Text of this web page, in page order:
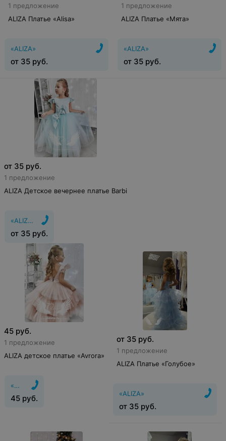
1 предложение
ALIZA Платье «Alisa»
«ALIZA»
от 35 руб.
1 предложение
ALIZA Платье «Мята»
«ALIZA»
от 35 руб.
от 35 руб.
1 предложение
ALIZA Детское вечернее платье Barbi
«ALIZA»
от 35 руб.
45 руб.
1 предложение
ALIZA детское платье «Avrora»
«ALIZA»
45 руб.
от 35 руб.
1 предложение
ALIZA Платье «Голубое»
«ALIZA»
от 35 руб.